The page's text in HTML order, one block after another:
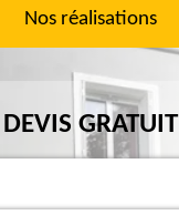
Nos réalisations
DEVIS GRATUIT